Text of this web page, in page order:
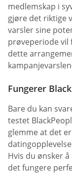
medlemskap i
gjøre det riktige
varsler sine
prøveperiode vil
dette
Fungerer
Bare du kan
testet
glemme at det
Hvis du ønsker
det fungere